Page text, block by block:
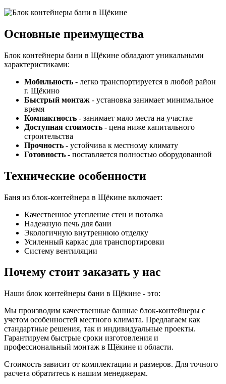
Основные преимущества
Блок контейнеры бани в Щёкине обладают уникальными
характеристиками:
Мобильность - легко транспортируется в любой район
г. Щёкино
Быстрый монтаж - установка занимает минимальное
время
Компактность - занимает мало места на участке
Доступная стоимость - цена ниже капитального
строительства
Прочность - устойчива к местному климату
Готовность - поставляется полностью оборудованной
Технические особенности
Баня из блок-контейнера в Щёкине включает:
Качественное утепление стен и потолка
Надежную печь для бани
Экологичную внутреннюю отделку
Усиленный каркас для транспортировки
Систему вентиляции
Почему стоит заказать у нас
Наши блок контейнеры бани в Щёкине - это:
Мы производим качественные банные блок-контейнеры с
учетом особенностей местного климата. Предлагаем как
стандартные решения, так и индивидуальные проекты.
Гарантируем быстрые сроки изготовления и
профессиональный монтаж в Щёкине и области.
Стоимость зависит от комплектации и размеров. Для точного
расчета обратитесь к нашим менеджерам.